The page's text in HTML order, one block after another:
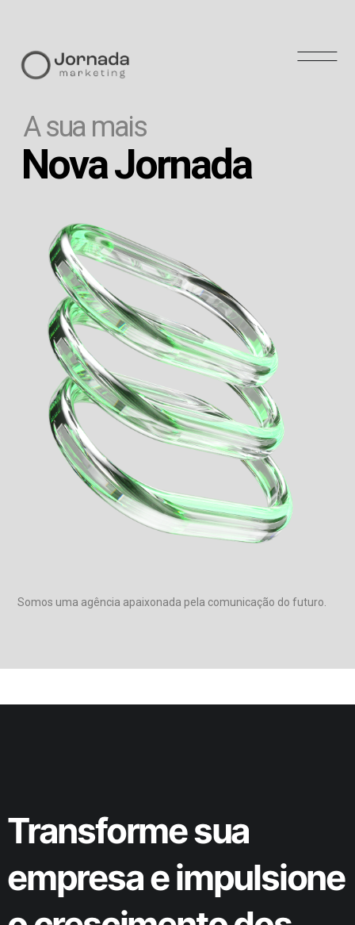
A sua mais
Nova Jornada
Somos uma agência apaixonada pela comunicação do futuro.
Transforme sua
empresa e impulsione